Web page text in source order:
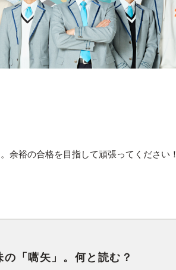
余裕の合格を目指して頑張ってください！
の「嚆矢」。何と読む？